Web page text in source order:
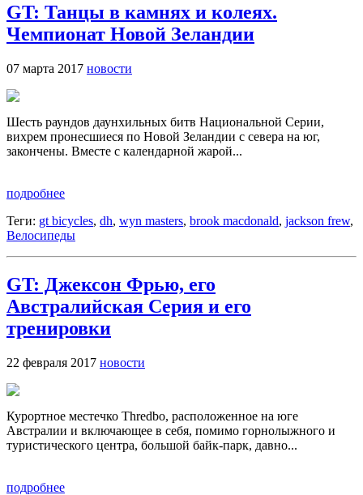
GT: Танцы в камнях и колеях.
Чемпионат Новой Зеландии
07 марта 2017 новости
Шесть раундов даунхильных битв Национальной Серии,
вихрем пронесшиеся по Новой Зеландии с севера на юг,
закончены. Вместе с календарной жарой...
подробнее
Теги: gt bicycles, dh, wyn masters, brook macdonald, jackson frew,
Велосипеды
GT: Джексон Фрью, его
Австралийская Серия и его
тренировки
22 февраля 2017 новости
Курортное местечко Thredbo, расположенное на юге
Австралии и включающее в себя, помимо горнолыжного и
туристического центра, большой байк-парк, давно...
подробнее